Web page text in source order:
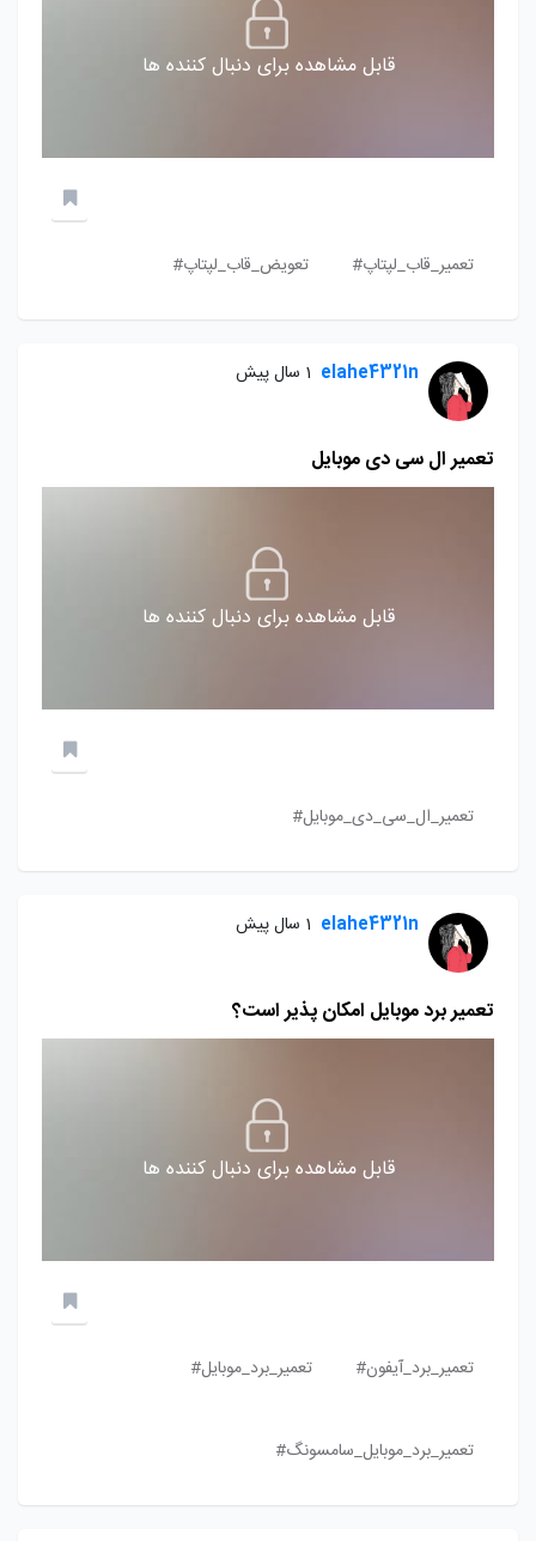
قابل مشاهده برای دنبال کننده ها
تعمیر_قاب_لپتاپ# تعویض_قاب_لپتاپ#
elahe4321n 1 سال پیش
تعمیر ال سی دی موبایل
قابل مشاهده برای دنبال کننده ها
تعمیر_ال_سی_دی_موبایل#
elahe4321n 1 سال پیش
تعمیر برد موبایل امکان پذیر است؟
قابل مشاهده برای دنبال کننده ها
تعمیر_برد_آیفون# تعمیر_برد_موبایل#
تعمیر_برد_موبایل_سامسونگ#